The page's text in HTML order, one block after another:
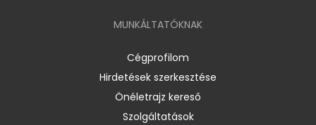
MUNKÁLTATÓKNAK
Cégprofilom
Hirdetések szerkesztése
Önéletrajz kereső
Szolgáltatások